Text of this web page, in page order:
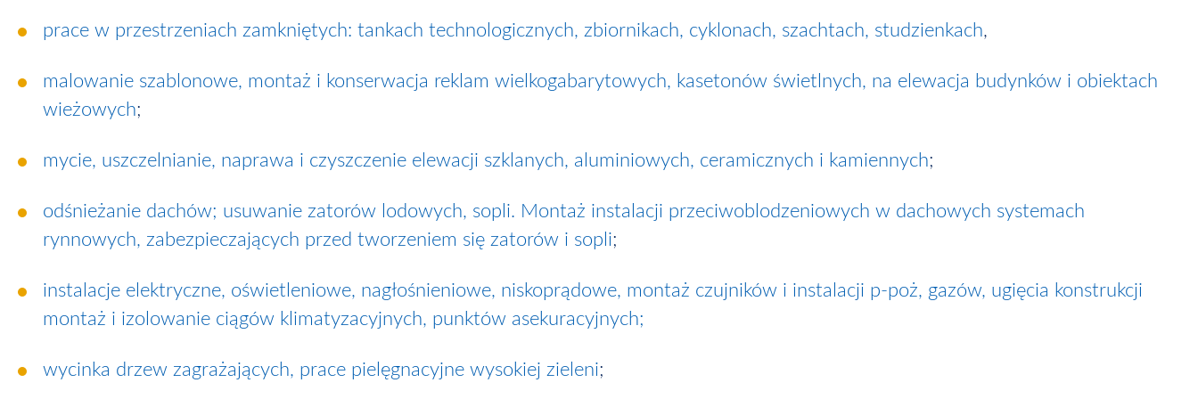
prace w przestrzeniach zamkniętych: tankach technologicznych, zbiornikach, cyklonach, szachtach, studzienkach,
malowanie szablonowe, montaż i konserwacja reklam wielkogabarytowych, kasetonów świetlnych, na elewacja budynków i obiektach
wieżowych;
mycie, uszczelnianie, naprawa i czyszczenie elewacji szklanych, aluminiowych, ceramicznych i kamiennych;
odśnieżanie dachów; usuwanie zatorów lodowych, sopli. Montaż instalacji przeciwoblodzeniowych w dachowych systemach
rynnowych, zabezpieczających przed tworzeniem się zatorów i sopli;
instalacje elektryczne, oświetleniowe, nagłośnieniowe, niskoprądowe, montaż czujników i instalacji p-poż, gazów, ugięcia konstrukcji
montaż i izolowanie ciągów klimatyzacyjnych, punktów asekuracyjnych;
wycinka drzew zagrażających, prace pielęgnacyjne wysokiej zieleni;